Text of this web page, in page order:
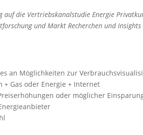
die Vertriebskanalstudie Energie
und Markt Recherchen und
an Möglichkeiten zur
Gas oder Energie + Internet
oder möglicher